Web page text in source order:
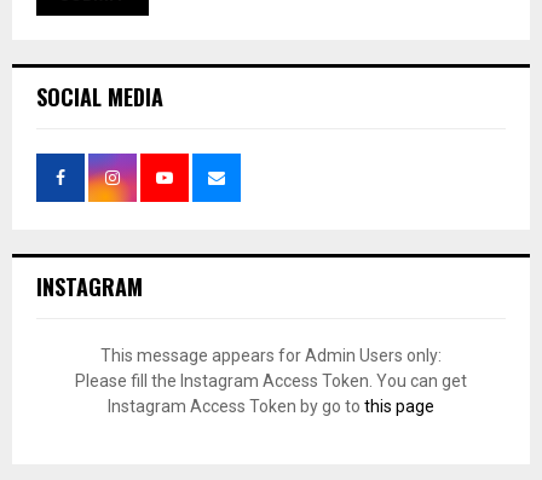
SOCIAL MEDIA
INSTAGRAM
This message appears for Admin Users only:
Please fill the Instagram Access Token. You can get
Instagram Access Token by go to this page